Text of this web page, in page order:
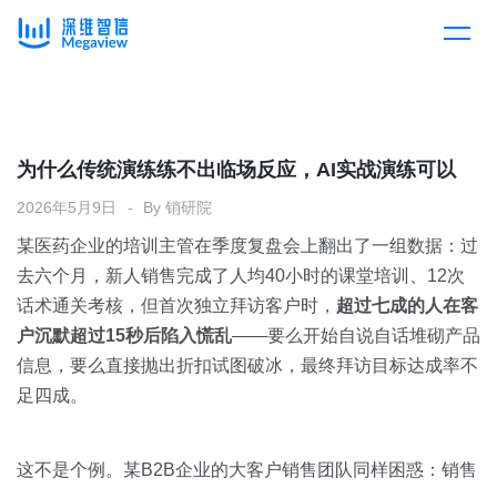
产品总览
产品集成
下载客户端
解决方案
按行业
消费医疗
汽车
客户案例
开放平台
定价
为什么传统演练练不出临场反应，AI实战演练可以
2026年5月9日 By 销研院
某医药企业的培训主管在季度复盘会上翻出了一组数据：过
去六个月，新人销售完成了人均40小时的课堂培训、12次
话术通关考核，但首次独立拜访客户时， 超过七成的人在客
户沉默超过15秒后陷入慌乱——要么开始自说自话堆砌产品
信息，要么直接抛出折扣试图破冰，最终拜访目标达成率不
足四成。
这不是个例。某B2B企业的大客户销售团队同样困惑：销售